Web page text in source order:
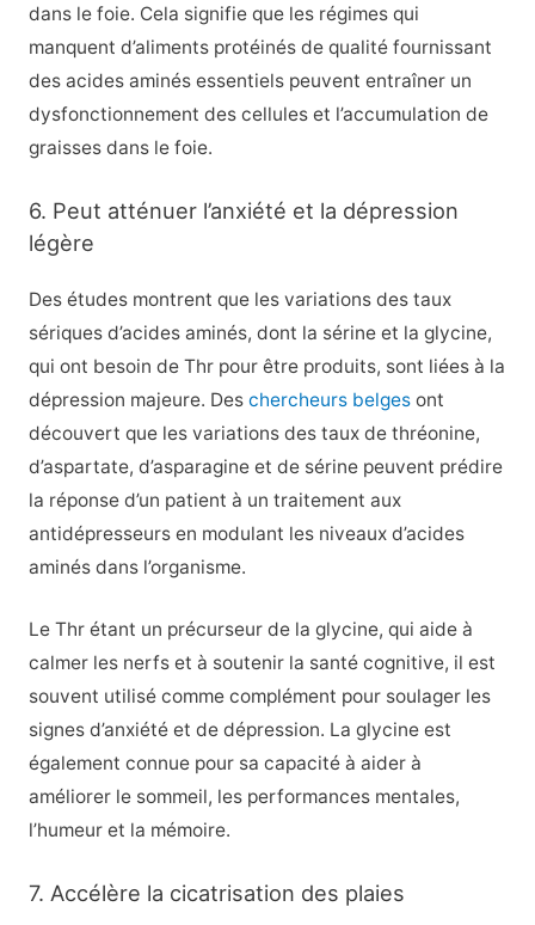
dans le foie. Cela signifie que les régimes qui
manquent d’aliments protéinés de qualité fournissant
des acides aminés essentiels peuvent entraîner un
dysfonctionnement des cellules et l’accumulation de
graisses dans le foie.
6. Peut atténuer l’anxiété et la dépression
légère
Des études montrent que les variations des taux
sériques d’acides aminés, dont la sérine et la glycine,
qui ont besoin de Thr pour être produits, sont liées à la
dépression majeure. Des chercheurs belgesont
découvert que les variations des taux de thréonine,
d’aspartate, d’asparagine et de sérine peuvent prédire
la réponse d’un patient à un traitement aux
antidépresseurs en modulant les niveaux d’acides
aminés dans l’organisme.
Le Thr étant un précurseur de la glycine, qui aide à
calmer les nerfs et à soutenir la santé cognitive, il est
souvent utilisé comme complément pour soulager les
signes d’anxiété et de dépression. La glycine est
également connue pour sa capacité à aider à
améliorer le sommeil, les performances mentales,
l’humeur et la mémoire.
7. Accélère la cicatrisation des plaies